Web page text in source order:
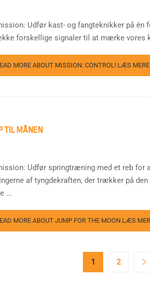
Udfør kast- og fangteknikker på én
forskellige signaler til at mærke vores
MORE ABOUT MISSION: CONTROL! LÆS MERE
TIL MÅNEN
Udfør springtræning med et reb for
af tyngdekraften, der trækker på
...
MORE ABOUT JUMP FOR THE MOON LÆS
1 2